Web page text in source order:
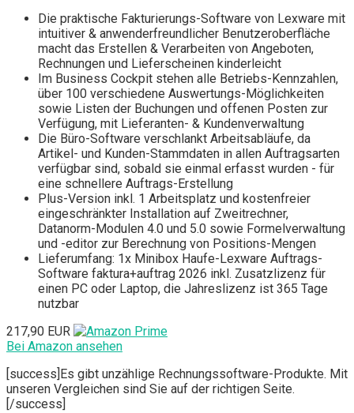
Die praktische Fakturierungs-Software von Lexware mit
intuitiver & anwenderfreundlicher Benutzeroberfläche
macht das Erstellen & Verarbeiten von Angeboten,
Rechnungen und Lieferscheinen kinderleicht
Im Business Cockpit stehen alle Betriebs-Kennzahlen,
über 100 verschiedene Auswertungs-Möglichkeiten
sowie Listen der Buchungen und offenen Posten zur
Verfügung, mit Lieferanten- & Kundenverwaltung
Die Büro-Software verschlankt Arbeitsabläufe, da
Artikel- und Kunden-Stammdaten in allen Auftragsarten
verfügbar sind, sobald sie einmal erfasst wurden - für
eine schnellere Auftrags-Erstellung
Plus-Version inkl. 1 Arbeitsplatz und kostenfreier
eingeschränkter Installation auf Zweitrechner,
Datanorm-Modulen 4.0 und 5.0 sowie Formelverwaltung
und -editor zur Berechnung von Positions-Mengen
Lieferumfang: 1x Minibox Haufe-Lexware Auftrags-
Software faktura+auftrag 2026 inkl. Zusatzlizenz für
einen PC oder Laptop, die Jahreslizenz ist 365 Tage
nutzbar
217,90 EUR
Bei Amazon ansehen
[success]Es gibt unzählige Rechnungssoftware-Produkte. Mit
unseren Vergleichen sind Sie auf der richtigen Seite.
[/success]